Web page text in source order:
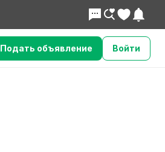
Подать объявление Войти